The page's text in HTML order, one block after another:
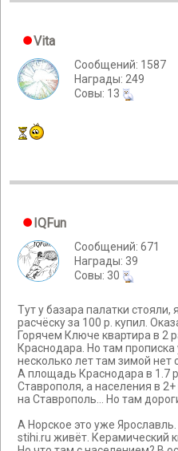
Vita
Сообщений: 1587
Награды: 249
Cовы: 13
IQFun
Сообщений: 671
Награды: 39
Cовы: 30
Тут у базара палатки
расчёску за 100 р. купил.
Горячем Ключе квартира в 2
Краснодара. Но там
несколько лет там зимой нет
А площадь Краснодара в 1.7
Ставрополя, а населения в
на Ставрополь... Но там
А Норское это уже
stihi.ru живёт. Керамический